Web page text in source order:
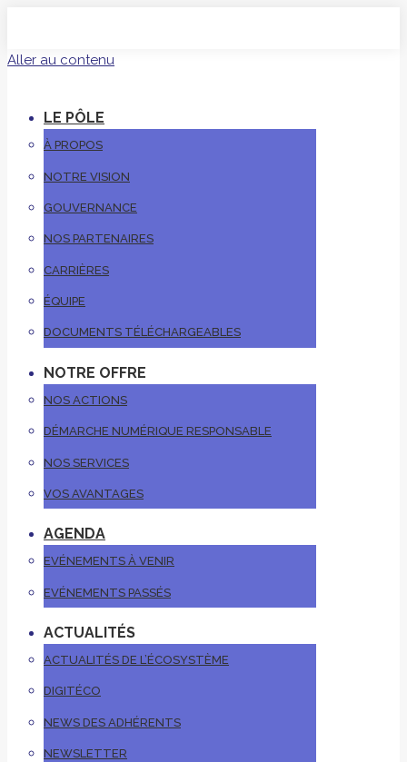
Aller au contenu
LE PÔLE
À PROPOS
NOTRE VISION
GOUVERNANCE
NOS PARTENAIRES
CARRIÈRES
ÉQUIPE
DOCUMENTS TÉLÉCHARGEABLES
NOTRE OFFRE
NOS ACTIONS
DÉMARCHE NUMÉRIQUE RESPONSABLE
NOS SERVICES
VOS AVANTAGES
AGENDA
EVÉNEMENTS À VENIR
EVÉNEMENTS PASSÉS
ACTUALITÉS
ACTUALITÉS DE L’ÉCOSYSTÈME
DIGITÉCO
NEWS DES ADHÉRENTS
NEWSLETTER